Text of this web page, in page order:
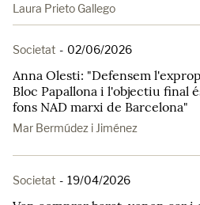
Laura Prieto Gallego
Societat - 02/06/2026
Anna Olesti: "Defensem
Bloc Papallona i l'objectiu final
fons NAD marxi de Barcelona"
Mar Bermúdez i Jiménez
Societat - 19/04/2026